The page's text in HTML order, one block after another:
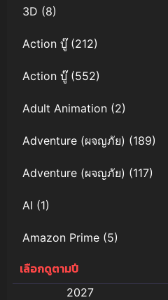
3D (8)
Action บู๊(212)
Action บู๊(552)
Adult Animation (2)
Adventure (ผจญภัย) (189)
Adventure (ผจญภัย) (117)
AI (1)
Amazon Prime (5)
Anal (ประตูหลัง)
เลือกดูตามปี
2027